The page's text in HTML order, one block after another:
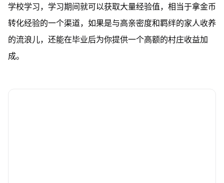
学校学习，学习期间就可以获取大量经验值，相当于拿金币
转化经验的一个渠道，如果是与高亲密度和羁绊的家人收养
的流浪儿，还能在毕业后为你提供一个高额的村庄收益加
成。